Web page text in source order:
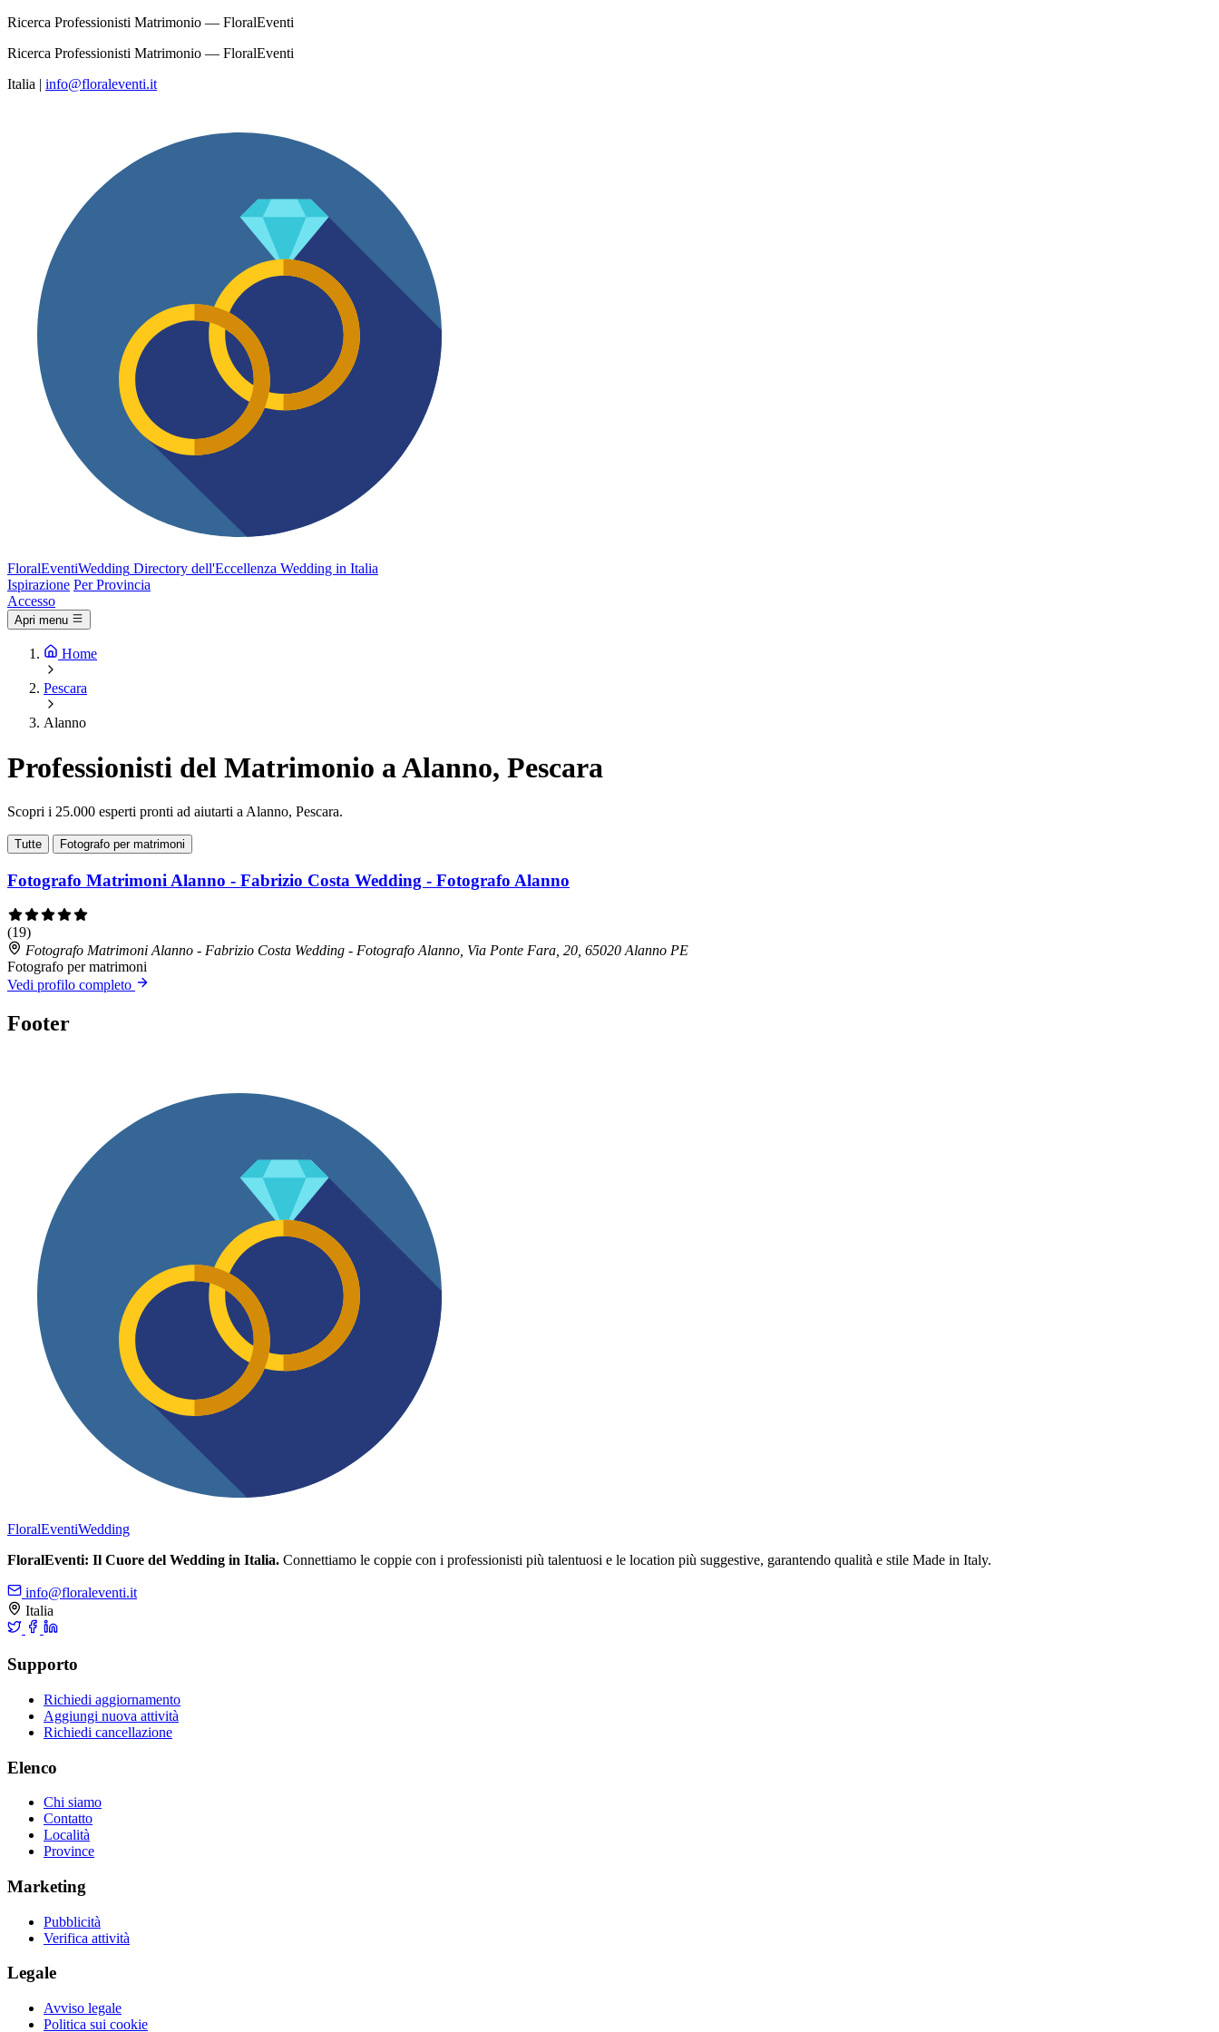
Ricerca Professionisti Matrimonio — FloralEventi
Ricerca Professionisti Matrimonio — FloralEventi
Italia | info@floraleventi.it
FloralEventiWedding Directory dell'Eccellenza Wedding in Italia
Ispirazione Per Provincia
Accesso
Apri menu
Home
Pescara
Alanno
Professionisti del Matrimonio a Alanno, Pescara
Scopri i 25.000 esperti pronti ad aiutarti a Alanno, Pescara.
Tutte Fotografo per matrimoni
Fotografo Matrimoni Alanno - Fabrizio Costa Wedding - Fotografo Alanno
(19)
Fotografo Matrimoni Alanno - Fabrizio Costa Wedding - Fotografo Alanno, Via Ponte Fara, 20, 65020 Alanno PE
Fotografo per matrimoni
Vedi profilo completo
Footer
FloralEventiWedding
FloralEventi: Il Cuore del Wedding in Italia. Connettiamo le coppie con i professionisti più talentuosi e le location più suggestive, garantendo qualità e stile Made in Italy.
info@floraleventi.it
Italia
Supporto
Richiedi aggiornamento
Aggiungi nuova attività
Richiedi cancellazione
Elenco
Chi siamo
Contatto
Località
Province
Marketing
Pubblicità
Verifica attività
Legale
Avviso legale
Politica sui cookie